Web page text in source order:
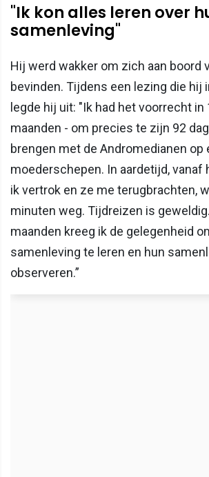
"Ik kon alles leren over
samenleving"
Hij werd wakker om zich aan boord
bevinden. Tijdens een lezing die hij
legde hij uit: "Ik had het voorrecht in
maanden - om precies te zijn 92
brengen met de Andromedianen op
moederschepen. In aardetijd, vanaf
ik vertrok en ze me terugbrachten,
minuten weg. Tijdreizen is
maanden kreeg ik de gelegenheid
samenleving te leren en hun
observeren.”